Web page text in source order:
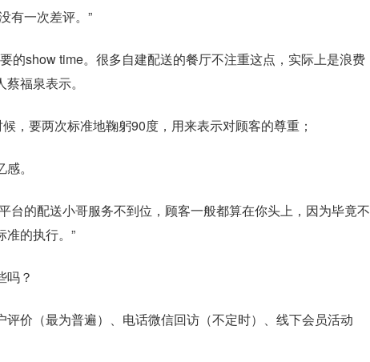
有一次差评。”
的show time。很多自建配送的餐厅不注重这点，实际上是浪费
福泉表示。
，要两次标准地鞠躬90度，用来表示对顾客的尊重；
感。
台的配送小哥服务不到位，顾客一般都算在你头上，因为毕竟不
准的执行。”
吗？
价（最为普遍）、电话微信回访（不定时）、线下会员活动